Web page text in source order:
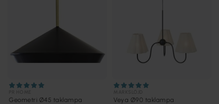
Geometri Ø45 taklampa Veya Ø90 taklampa